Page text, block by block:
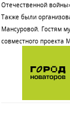
Отечественной
Также были
Мансуровой. Гостям
совместного проекта